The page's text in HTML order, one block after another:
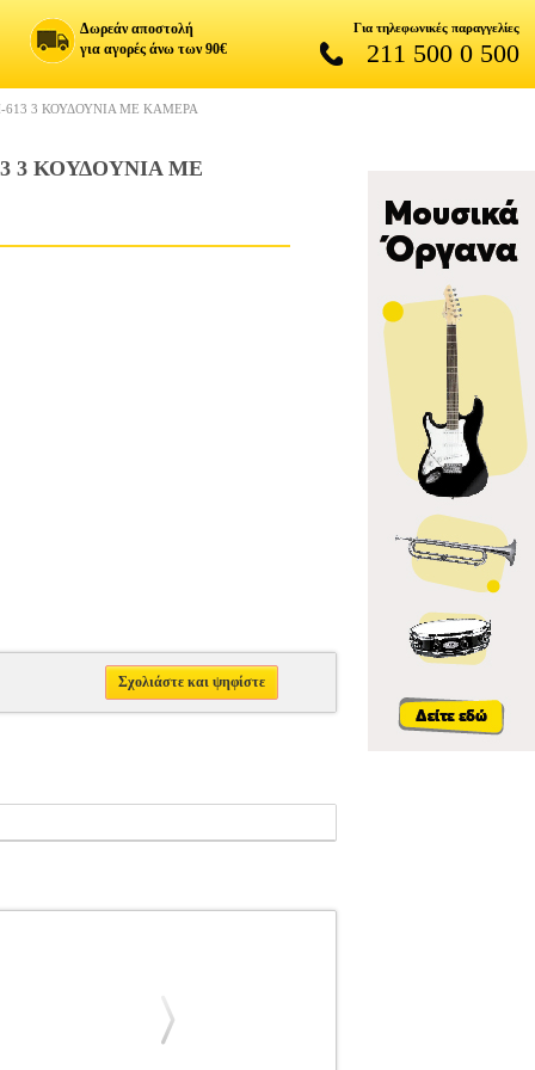
Δωρεάν αποστολή
για αγορές άνω των 90€
Για τηλεφωνικές παραγγελίες
211 500 0 500
613 3 ΚΟΥΔΟΥΝΙΑ ΜΕ ΚΑΜΕΡΑ
3 ΚΟΥΔΟΥΝΙΑ ΜΕ
Σχολιάστε και ψηφίστε